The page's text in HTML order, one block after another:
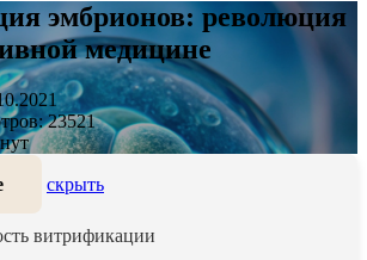
эмбрионов: революция
медицинe
23521
скрыть
витрификации